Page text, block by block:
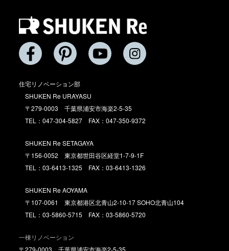
住宅リノベーション部
SHUKEN Re URAYASU
〒279-0003 千葉県浦安市海楽2-5-35
TEL：047-304-5827 FAX：047-350-9372
SHUKEN Re SETAGAYA
〒156-0052 東京都世田谷区経堂1-7-9-1F
TEL：03-6413-1325 FAX：03-6413-1326
SHUKEN Re AOYAMA
〒107-0061 東京都港区北青山2-10-17 SOHO北青山104
TEL：03-5860-5715 FAX：03-5860-5720
一棟リノベーション